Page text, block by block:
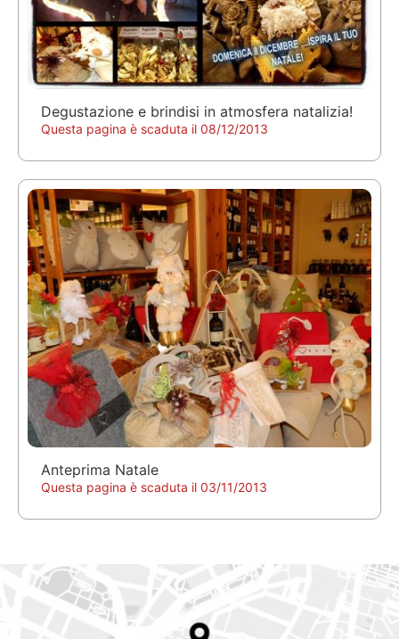
Degustazione e brindisi in atmosfera natalizia!
Questa pagina è scaduta il 08/12/2013
Anteprima Natale
Questa pagina è scaduta il 03/11/2013